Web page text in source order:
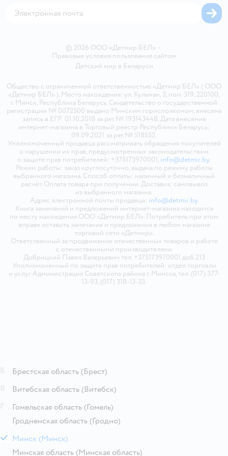
© 2026 ООО «Детмир БЕЛ» •
Правовые условия пользования сайтом
Детский мир в Беларуси
Общество с ограниченной ответственностью «Детмир БЕЛ» ( ООО
«Детмир БЕЛ» ). Место нахождения: ул. Кульман, 3, пом. 319, 220100,
г. Минск, Республика Беларусь. Свидетельство о государственной
регистрации № 0072500 выдано Минским горисполкомом, внесена
запись в ЕГР 01.10.2018 за рег.№ 193143448. Дата внесения
интернет-магазина в Торговый реестр Республики Беларусь:
09.09.2021 за рег.№ 518552.
Уполномоченный продавца рассматривать обращения покупателей
о нарушении их прав, предусмотренных законодательством
о защите прав потребителей: +375173970001, info@detmir.by.
Режим работы: заказ круглосуточно, выдача по режиму работы
выбранного магазина. Способ оплаты: наличный и безналичный
расчёт. Оплата товара при получении. Доставка: самовывоз
из выбранного магазина.
Адрес электронной почты продавца: info@detmir.by
Книга замечаний и предложений интернет-магазина находится
по месту нахождения ООО «Детмир БЕЛ». Потребитель при этом
вправе оставить замечания и предложения в любом магазине
торговой сети «Детмир».
Ответственный за продвижение отечественных товаров и работе
с отечественными производителями
Добрицкий Павел Валерьевич тел. +375173970001 доб.213
Уполномоченный по защите прав потребителей: отдел торговли
и услуг Администрация Советского района г. Минска, тел. (017) 377-
13-93, (017) 318-13-33.
Брестская область (Брест)
Витебская область (Витебск)
Гомельская область (Гомель)
Гродненская область (Гродно)
М Минск (Минск)
Минская область (Минская область)